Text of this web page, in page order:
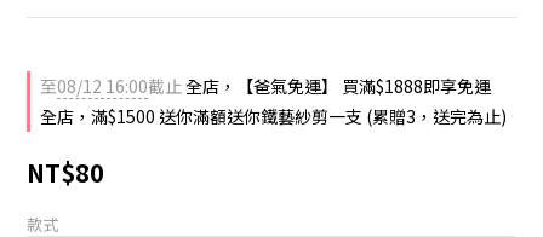
至08/12 16:00截止全店，【爸氣免運】 買滿$1888即享免運
全店，滿$1500 送你滿額送你鐵藝紗剪一支 (累贈3，送完為止)
NT$80
款式